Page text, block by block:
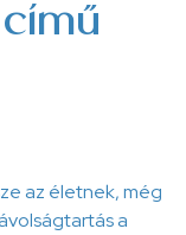
az életnek, még
a